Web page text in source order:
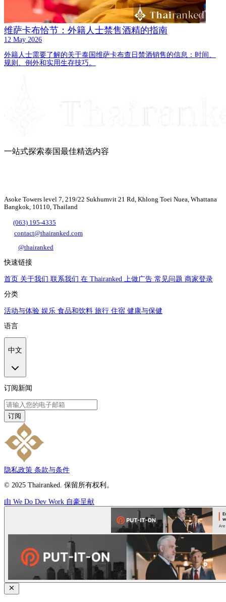
维萨卡布恰节：外籍人士禁售酒精的指南
12 May 2026
外籍人士需要了解的关于泰国维萨卡布查日禁酒销售的信息：时间、
规则、例外和实用生存技巧。
一站式探索泰国最佳精选内容
Asoke Towers level 7, 219/22 Sukhumvit 21 Rd, Khlong Toei Nuea, Whattana
Bangkok, 10110, Thailand
(063) 195-4335
contact@thairanked.com
@thairanked
快速链接
首页 关于我们 联系我们 在 Thairanked 上做广告 常见问题 商家登录
分类
活动与体验 娱乐 食品和饮料 旅行 住宿 健康与保健
语言
中文
订阅新闻
订阅
隐私政策 条款与条件
© 2025 Thairanked. 保留所有权利。
由 We Do Dev Work 自豪呈献